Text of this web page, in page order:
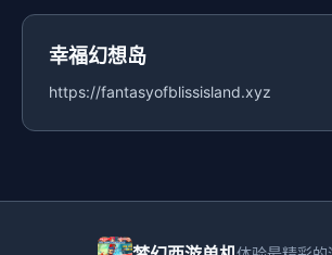
幸福幻想岛
https://fantasyofblissisland.xyz